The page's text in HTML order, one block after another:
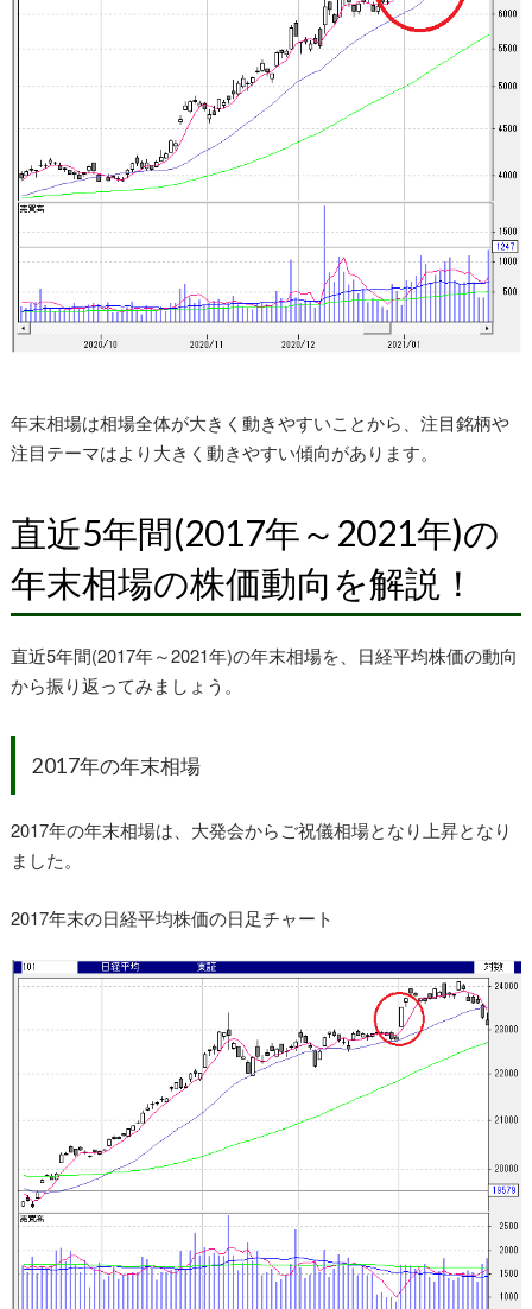
年末相場は相場全体が大きく動きやすいことから、注目銘柄や
注目テーマはより大きく動きやすい傾向があります。
直近5年間(2017年～2021年)の
年末相場の株価動向を解説！
直近5年間(2017年～2021年)の年末相場を、日経平均株価の動向
から振り返ってみましょう。
2017年の年末相場
2017年の年末相場は、大発会からご祝儀相場となり上昇となり
ました。
2017年末の日経平均株価の日足チャート